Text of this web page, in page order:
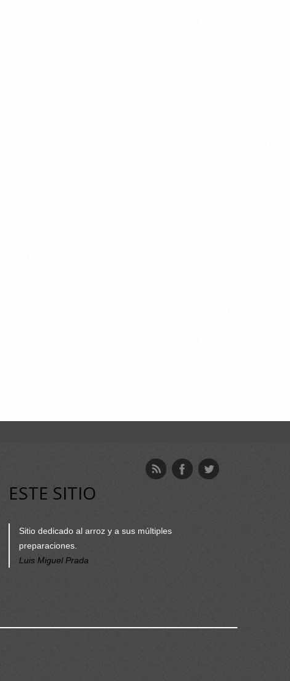
ESTE SITIO
Sitio dedicado al arroz y a sus múltiples
preparaciones.
Luis Miguel Prada